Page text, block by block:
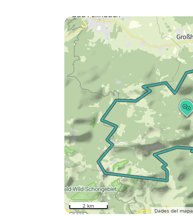
Dades del mapa
2 km